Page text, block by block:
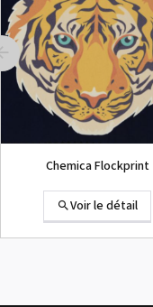
Voir le détail
Chemica Flockprint
Voir le détail